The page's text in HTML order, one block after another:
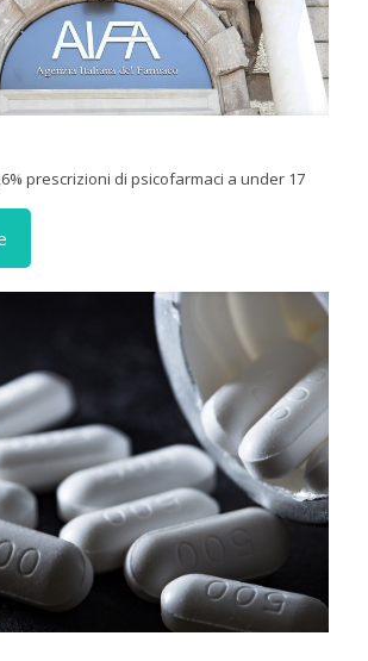
prescrizioni di psicofarmaci a under 17